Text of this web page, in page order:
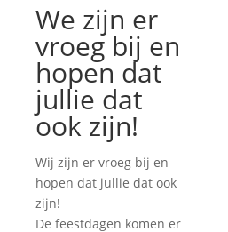
We zijn er
vroeg bij en
hopen dat
jullie dat
ook zijn!
Wij zijn er vroeg bij en
hopen dat jullie dat ook
zijn!
De feestdagen komen er